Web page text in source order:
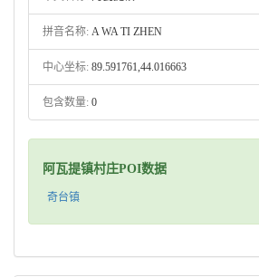
拼音名称: A WA TI ZHEN
中心坐标: 89.591761,44.016663
包含数量: 0
阿瓦提镇村庄POI数据
奇台镇